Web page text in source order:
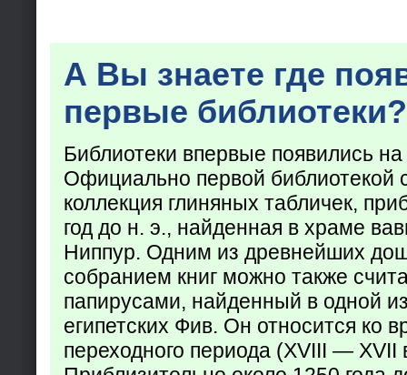
А Вы знаете где
первые библиотеки?
Библиотеки впервые появились
Официально первой библиотекой
коллекция глиняных табличек,
год до н. э., найденная в храме
Ниппур. Одним из древнейших
собранием книг можно также
папирусами, найденный в одной
египетских Фив. Он относится ко
переходного периода (XVIII — XVII